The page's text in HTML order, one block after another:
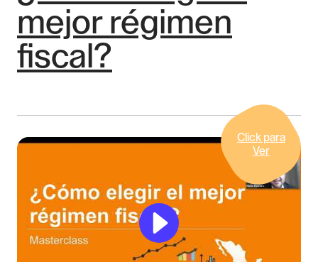
Nosotros
Casos de Éxito
Conocimiento
Blog
Buscar Registro
El programa es gratuito y
abierto para clientes y no
mejor régimen
fiscal?
Click para
Ver